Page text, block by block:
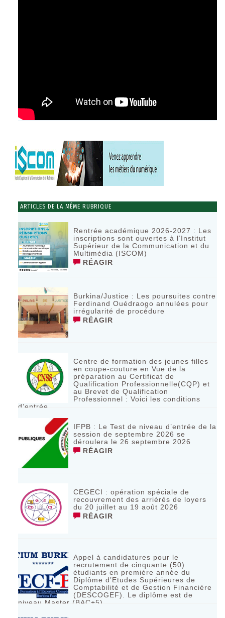
ARTICLES DE LA MÊME RUBRIQUE
Rentrée académique 2026-2027 : Les
inscriptions sont ouvertes à l’Institut
Supérieur de la Communication et du
Multimédia (ISCOM)
RÉAGIR
Burkina/Justice : Les poursuites contre
Ferdinand Ouédraogo annulées pour
irrégularité de procédure
RÉAGIR
Centre de formation des jeunes filles
en coupe-couture en Vue de la
préparation au Certificat de
Qualification Professionnelle(CQP) et
au Brevet de Qualification
Professionnel : Voici les conditions
d’entrée
IFPB : Le Test de niveau d’entrée de la
session de septembre 2026 se
déroulera le 26 septembre 2026
RÉAGIR
CEGECI : opération spéciale de
recouvrement des arriérés de loyers
du 20 juillet au 19 août 2026
RÉAGIR
Appel à candidatures pour le
recrutement de cinquante (50)
étudiants en première année du
Diplôme d’Etudes Supérieures de
Comptabilité et de Gestion Financière
(DESCOGEF). Le diplôme est de
niveau Master (BAC+5)